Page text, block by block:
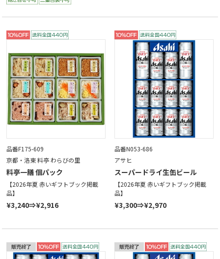
品番F175-609
京都・洛東 料亭 わらびの里
料亭一膳 個パック
【2026年夏 赤いギフトブック掲載
品】
¥3,240⇒¥2,916
品番N053-686
アサヒ
スーパードライ生缶ビール
【2026年夏 赤いギフトブック掲載
品】
¥3,300⇒¥2,970